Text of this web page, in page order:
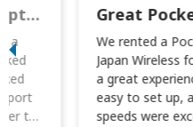
This was wonderful option to a family of four. Everything worked smoothly.
a
to
We rented a
Japan Wireless
a great
easy to set up,
speeds were